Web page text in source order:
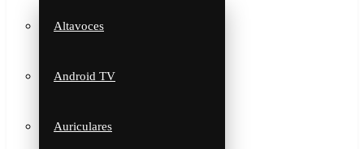
Altavoces
Android TV
Auriculares